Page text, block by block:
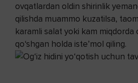
ovqatlardan oldin shirinlik
qilishda muammo kuzatilsa,
karamli salat yoki kam miqdorda
qo‘shgan holda iste’mol qiling.